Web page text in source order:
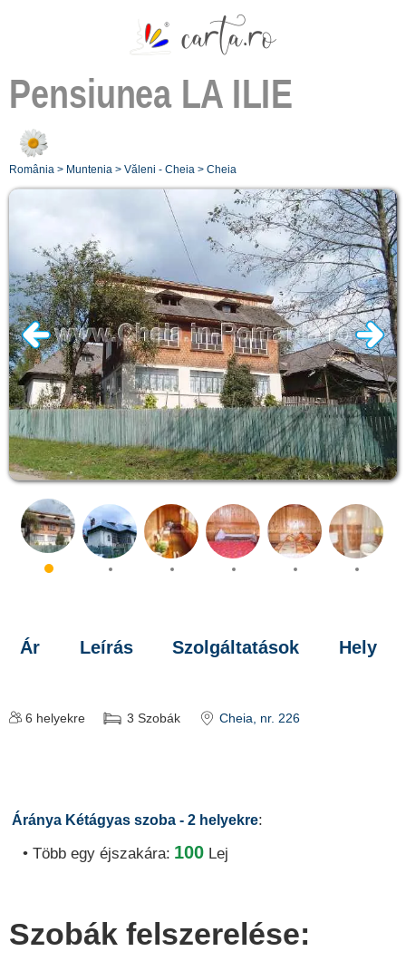
Pensiunea LA ILIE
România > Muntenia > Văleni - Cheia > Cheia
Ár Leírás Szolgáltatások Hely
6 helyekre 3 Szobák Cheia , nr. 226
Áránya Kétágyas szoba - 2 helyekre:
• Több egy éjszakára: 100 Lej
Szobák felszerelése: